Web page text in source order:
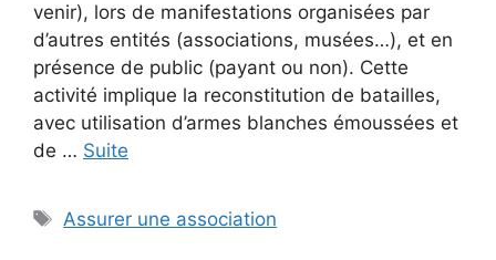
venir), lors de manifestations organisées par
d’autres entités (associations, musées…), et en
présence de public (payant ou non). Cette
activité implique la reconstitution de batailles,
avec utilisation d’armes blanches émoussées et
de … Suite
Étiquettes
Assurer une association